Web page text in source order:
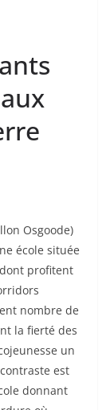
Osgoode)
école située
profitent
nombre de
la fierté des
un
est
donnant